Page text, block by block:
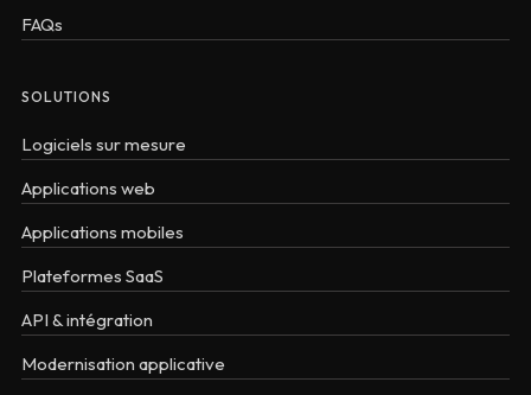
FAQs
SOLUTIONS
Logiciels sur mesure
Applications web
Applications mobiles
Plateformes SaaS
API & intégration
Modernisation applicative